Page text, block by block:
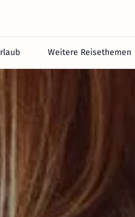
Weitere Reisethemen